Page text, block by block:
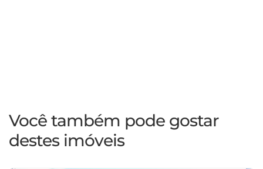
Você também pode gostar
destes imóveis